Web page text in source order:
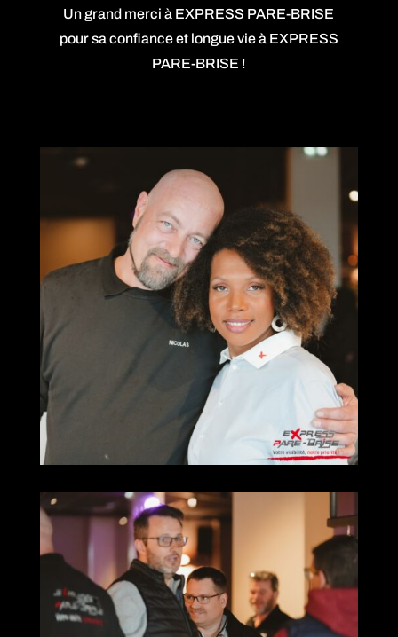
Un grand merci à EXPRESS PARE-BRISE
pour sa confiance et longue vie à EXPRESS
PARE-BRISE !